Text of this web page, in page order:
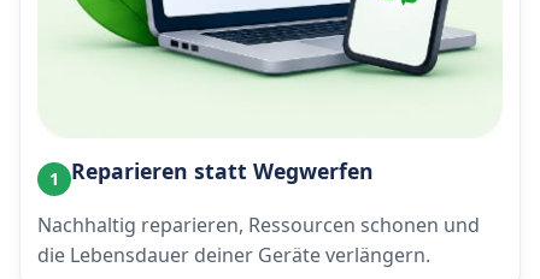
1 Reparieren statt Wegwerfen
Nachhaltig reparieren, Ressourcen schonen und
die Lebensdauer deiner Geräte verlängern.